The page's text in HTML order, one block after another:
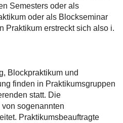
Semesters oder als
oder als Blockseminar
Praktikum erstreckt sich also i.
Blockpraktikum und
finden in Praktikumsgruppen
statt. Die
sogenannten
Praktikumsbeauftragte